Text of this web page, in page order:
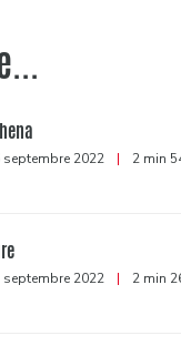
septembre 2022 | 2 min
septembre 2022 | 2 min